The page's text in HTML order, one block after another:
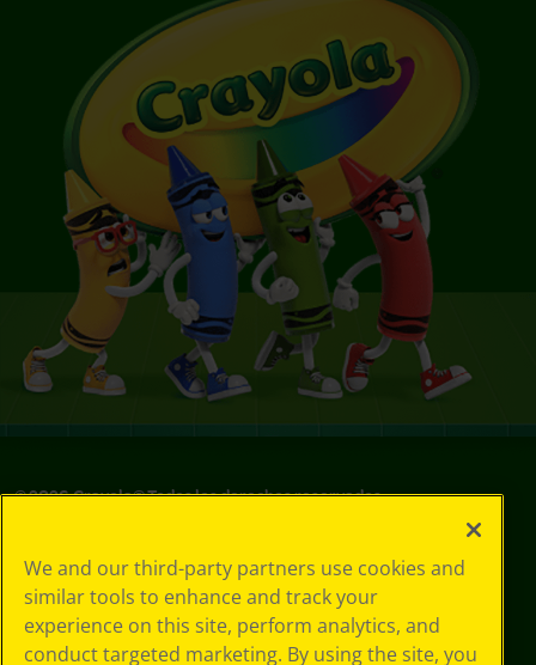
©2026Crayola® Todos los derechos reservados.
de privacidad
Política de
privacidad
Términos de SMS
We and our third-party partners use cookies and
similar tools to enhance and track your
experience on this site, perform analytics, and
conduct targeted marketing. By using the site, you